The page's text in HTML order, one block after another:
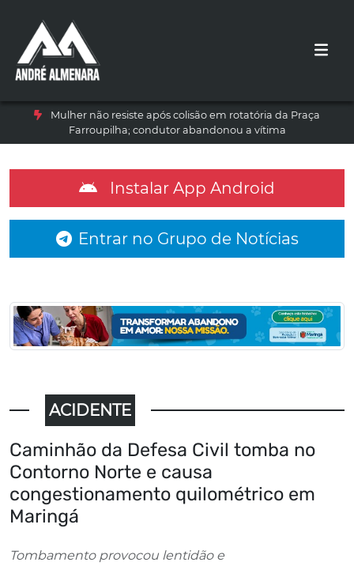
Mulher não resiste após colisão em rotatória da Praça
Farroupilha; condutor abandonou a vítima
Instalar App Android
Entrar no Grupo de Notícias
ACIDENTE
Caminhão da Defesa Civil tomba no
Contorno Norte e causa
congestionamento quilométrico em
Maringá
Tombamento provocou lentidão e